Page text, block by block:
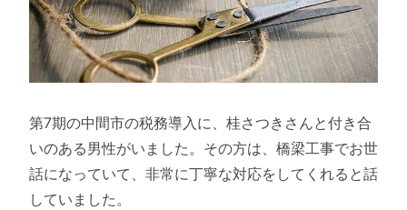
第7期の中間市の税務導入に、桂さつきさんと付き合
いのある男性がいました。その方は、橋梁工事でお世
話になっていて、非常に丁寧な対応をしてくれると話
していました。